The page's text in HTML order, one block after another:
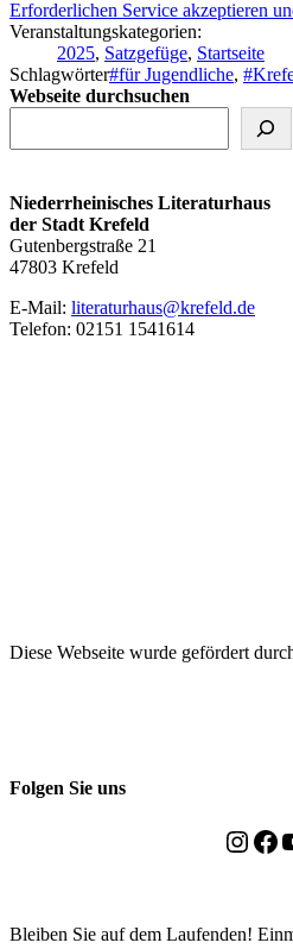
Erforderlichen Service akzeptieren
Veranstaltungskategorien:
2025, Satzgefüge, Startseite
Schlagwörter#für Jugendliche,
Webseite durchsuchen
Niederrheinisches Literaturhaus
der Stadt Krefeld
Gutenbergstraße 21
47803 Krefeld
E‑Mail: literaturhaus@krefeld.de
Telefon: 02151 1541614
Diese Webseite wurde gefördert
Folgen Sie uns
Bleiben Sie auf dem Laufenden!